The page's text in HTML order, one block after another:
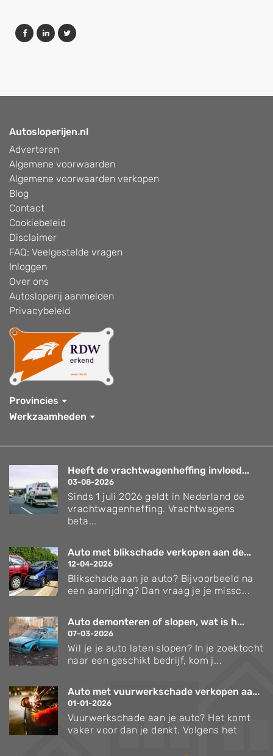
Autosloperijen.nl
Adverteren
Algemene voorwaarden
Algemene voorwaarden verkopen
Blog
Contact
Cookiebeleid
Disclaimer
FAQ: Veelgestelde vragen
Inloggen
Over ons
Autosloperij aanmelden
Privacybeleid
Provincies
Werkzaamheden
Heeft de vrachtwagenheffing invloed...
03-08-2026
Sinds 1 juli 2026 geldt in Nederland de
vrachtwagenheffing. Vrachtwagens
beta...
Auto met blikschade verkopen aan de...
12-04-2026
Blikschade aan je auto? Bijvoorbeeld na
een aanrijding? Dan vraag je je missc...
Auto demonteren of slopen, wat is h...
07-03-2026
Wil je je auto laten slopen? In je zoektocht
naar een geschikt bedrijf, kom j...
Auto met vuurwerkschade verkopen aa...
01-01-2026
Vuurwerkschade aan je auto? Het komt
vaker voor dan je denkt. Volgens het